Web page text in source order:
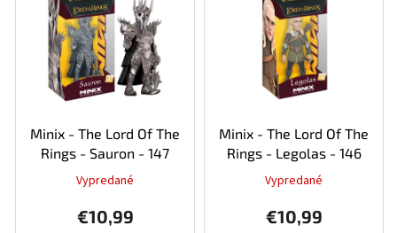
Minix - The Lord Of The
Rings - Sauron - 147
Vypredané
€10,99
Minix - The Lord Of The
Rings - Legolas - 146
Vypredané
€10,99